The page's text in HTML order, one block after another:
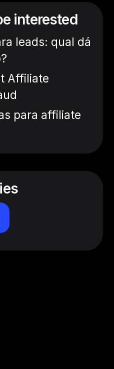
interested
leads: qual dá
Affiliate
para affiliate